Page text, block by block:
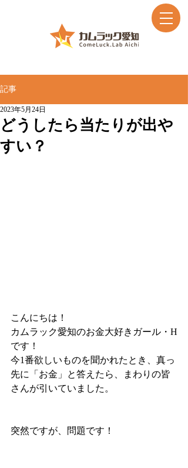
記事
どうしたら当たりが出や
すい？
2023年5月24日
こんにちは！
カムラック愛知のお金大好きガール・H
です！
今1番欲しいものを聞かれたとき、真っ
先に「お金」と答えたら、まわりの皆
さんが引いていました。
突然ですが、問題です！